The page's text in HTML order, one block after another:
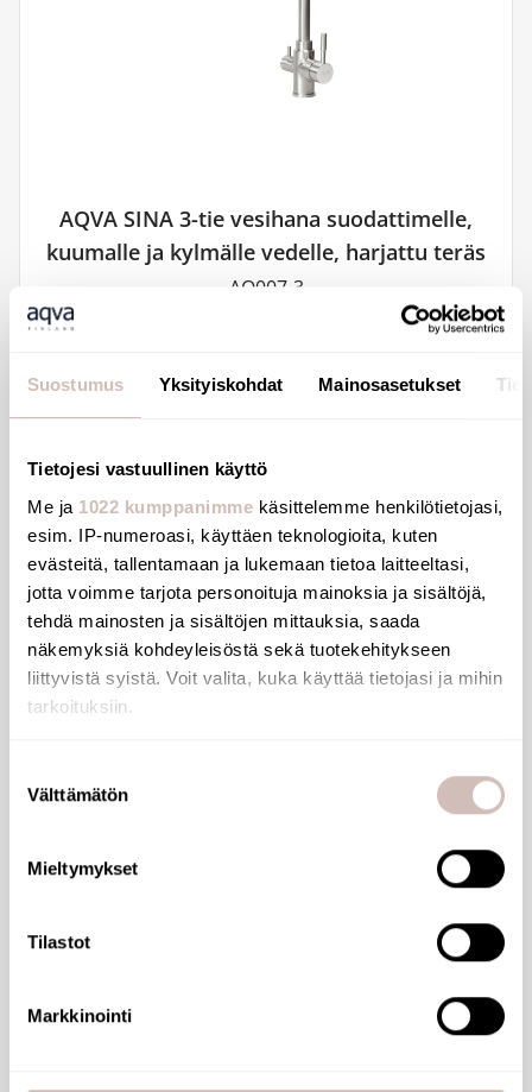
Suostumus Yksityiskohdat Mainosasetukset
Tietojesi vastuullinen käyttö
Me ja 1022 kumppanimme käsittelemme henkilötietojasi,
esim. IP-numeroasi, käyttäen teknologioita, kuten
evästeitä, tallentamaan ja lukemaan tietoa laitteeltasi,
jotta voimme tarjota personoituja mainoksia ja sisältöjä,
tehdä mainosten ja sisältöjen mittauksia, saada
näkemyksiä kohdeyleisöstä sekä tuotekehitykseen
liittyvistä syistä. Voit valita, kuka käyttää tietojasi ja mihin
tarkoituksiin.
Kerätä tietoja maantieteellisestä sijainnistasi,
Tunnistaa laitteesi skannaamalla sen ominaispiirteitä
aktiivisesti (sormenjäljen muodostaminen)
voit määrittää asetuksesi
. Voit muuttaa
räätälöimiseen, sosiaalisen median ominaisuuksien
valinta
Välttämätön
Mieltymykset
Tilastot
Markkinointi
AQVA SINA 3-tie vesihana suodattimelle,
kuumalle ja kylmälle vedelle, harjattu teräs
AQ007-3